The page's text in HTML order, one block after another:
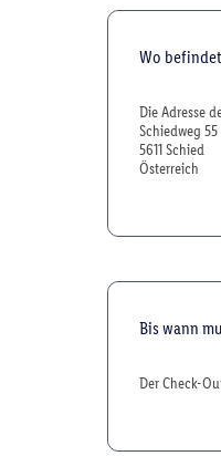
Wo
Die Adresse
Schiedweg 55
5611 Schied
Österreich
Bis wann
Der Check-